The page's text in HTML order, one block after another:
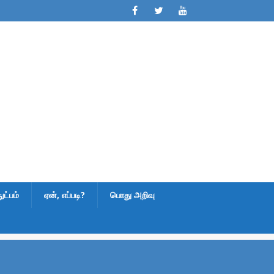
ஏன், எப்படி? பொது அறிவு